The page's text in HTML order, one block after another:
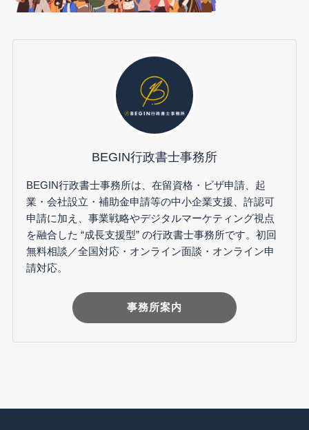
BEGIN行政書士事務所
BEGIN行政書士事務所は、在留資格・ビザ申請、起
業・会社設立・補助金申請等の中小企業支援、許認可
申請に加え、事業戦略やデジタルマーケティング視点
を融合した “成長支援型” の行政書士事務所です。初回
無料相談／全国対応・オンライン面談・オンライン申
請対応。
事務所案内